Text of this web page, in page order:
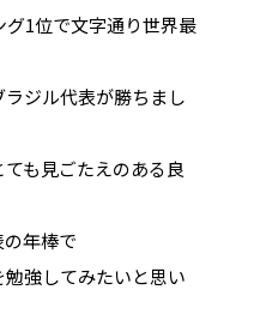
グ1位で文字通り世界最
ジル代表が勝ちまし
も見ごたえのある良
年棒で
強してみたいと思い